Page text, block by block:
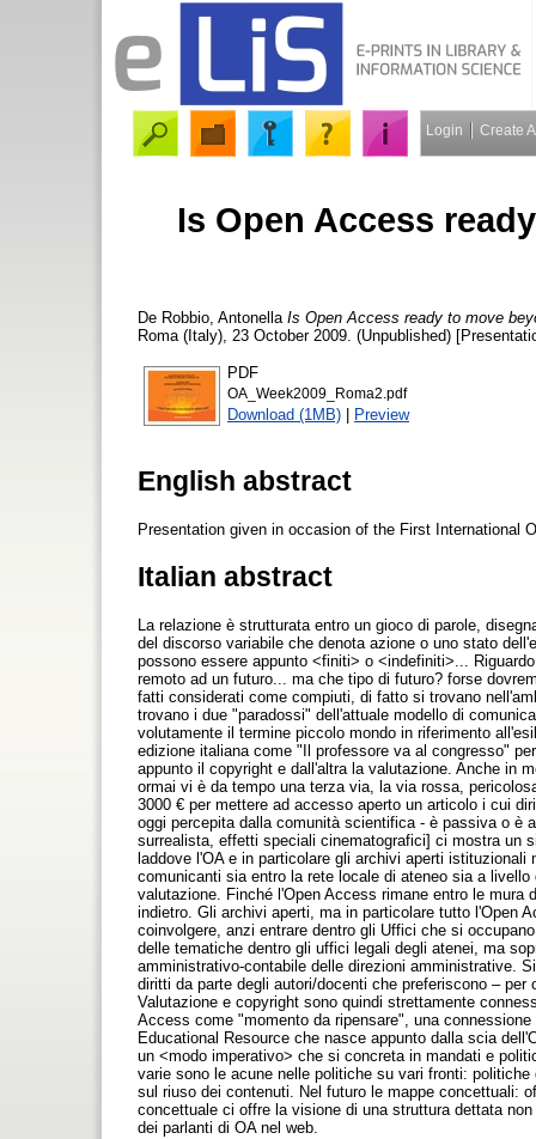
Login Create
Is Open Access
De Robbio, Antonella Is Open Access ready to move
Roma (Italy), 23 October 2009. (Unpublished)
PDF
OA_Week2009_Roma2.pdf
Download (1MB) | Preview
English abstract
Presentation given in occasion of the First International
Italian abstract
La relazione è strutturata entro un gioco di parole,
del discorso variabile che denota azione o uno stato
possono essere appunto <finiti> o <indefiniti>...
remoto ad un futuro... ma che tipo di futuro? forse
fatti considerati come compiuti, di fatto si trovano
trovano i due "paradossi" dell'attuale modello di
volutamente il termine piccolo mondo in riferimento
edizione italiana come "Il professore va al congresso"
appunto il copyright e dall'altra la valutazione. Anche in
ormai vi è da tempo una terza via, la via rossa,
3000 € per mettere ad accesso aperto un articolo i cui
oggi percepita dalla comunità scientifica - è passiva o è
surrealista, effetti speciali cinematografici] ci mostra un
laddove l'OA e in particolare gli archivi aperti
comunicanti sia entro la rete locale di ateneo sia a
valutazione. Finché l'Open Access rimane entro le
indietro. Gli archivi aperti, ma in particolare tutto l'Open
coinvolgere, anzi entrare dentro gli Uffici che si
delle tematiche dentro gli uffici legali degli atenei, ma
amministrativo-contabile delle direzioni amministrative.
diritti da parte degli autori/docenti che preferiscono –
Valutazione e copyright sono quindi strettamente
Access come "momento da ripensare", una
Educational Resource che nasce appunto dalla scia
un <modo imperativo> che si concreta in mandati e
varie sono le acune nelle politiche su vari fronti:
sul riuso dei contenuti. Nel futuro le mappe concettuali:
concettuale ci offre la visione di una struttura dettata
dei parlanti di OA nel web.